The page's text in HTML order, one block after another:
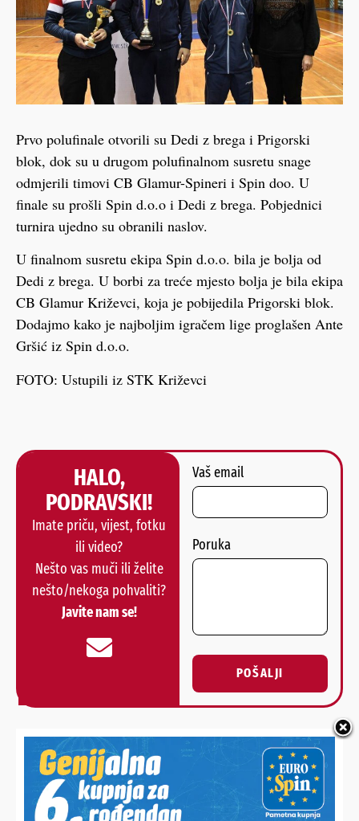
Prvo polufinale otvorili su Dedi z brega i Prigorski
blok, dok su u drugom polufinalnom susretu snage
odmjerili timovi CB Glamur-Spineri i Spin doo. U
finale su prošli Spin d.o.o i Dedi z brega. Pobjednici
turnira ujedno su obranili naslov.
U finalnom susretu ekipa Spin d.o.o. bila je bolja od
Dedi z brega. U borbi za treće mjesto bolja je bila ekipa
CB Glamur Križevci, koja je pobijedila Prigorski blok.
Dodajmo kako je najboljim igračem lige proglašen Ante
Gršić iz Spin d.o.o.
FOTO: Ustupili iz STK Križevci
HALO,
PODRAVSKI!
Imate priču, vijest, fotku
ili video?
Nešto vas muči ili želite
nešto/nekoga pohvaliti?
Javite nam se!
Vaš email
Poruka
POŠALJI
Alternative:
NAJNOVIJE VIJESTI